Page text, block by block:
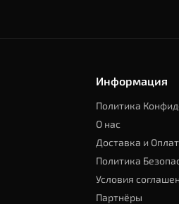
Информация
Политика
О нас
Доставка и
Политика
Условия
Партнёры